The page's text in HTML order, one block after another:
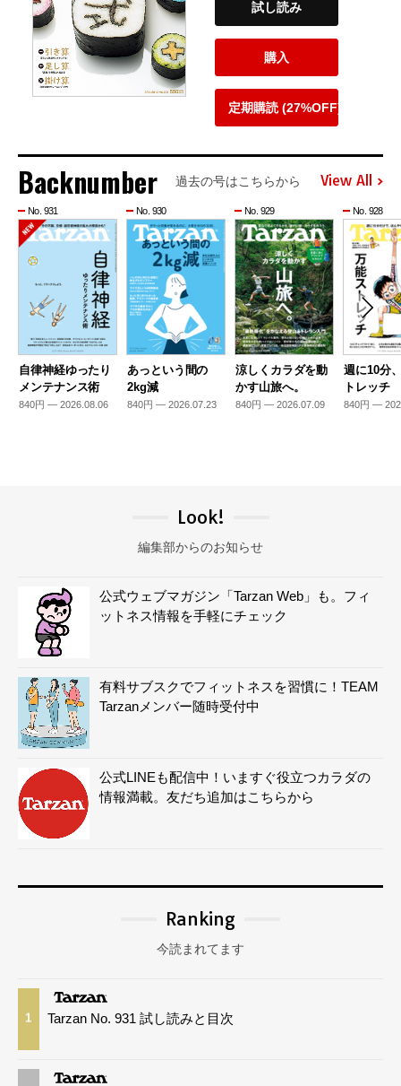
試し読み
購入
定期購読 (27%OFF)
Backnumber 過去の号はこちらから View All
No. 931
自律神経ゆったり
メンテナンス術
840円 — 2026.08.06
No. 930
あっという間の
2kg減
840円 — 2026.07.23
No. 929
涼しくカラダを動
かす山旅へ。
840円 — 2026.07.09
No. 928
週に10分
トレッチ
840円 —
Look!
編集部からのお知らせ
公式ウェブマガジン「Tarzan Web」も。フィ
ットネス情報を手軽にチェック
有料サブスクでフィットネスを習慣に！TEAM
Tarzanメンバー随時受付中
公式LINEも配信中！いますぐ役立つカラダの
情報満載。友だち追加はこちらから
Ranking
今読まれてます
1 Tarzan No. 931 試し読みと目次